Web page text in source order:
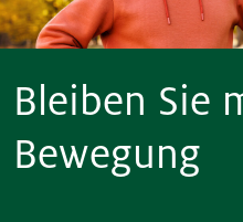
Bleiben Sie
Bewegung